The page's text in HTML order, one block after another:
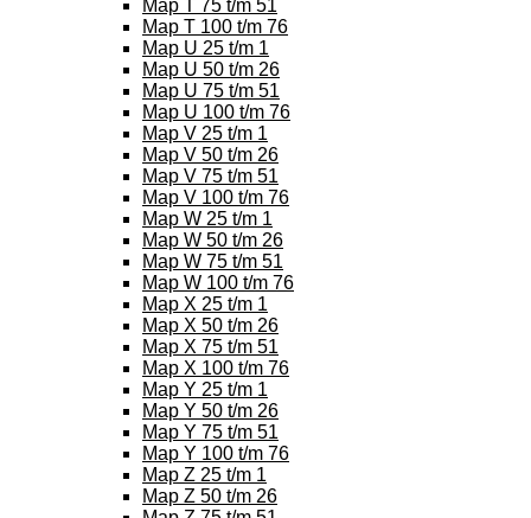
Map T 75 t/m 51
Map T 100 t/m 76
Map U 25 t/m 1
Map U 50 t/m 26
Map U 75 t/m 51
Map U 100 t/m 76
Map V 25 t/m 1
Map V 50 t/m 26
Map V 75 t/m 51
Map V 100 t/m 76
Map W 25 t/m 1
Map W 50 t/m 26
Map W 75 t/m 51
Map W 100 t/m 76
Map X 25 t/m 1
Map X 50 t/m 26
Map X 75 t/m 51
Map X 100 t/m 76
Map Y 25 t/m 1
Map Y 50 t/m 26
Map Y 75 t/m 51
Map Y 100 t/m 76
Map Z 25 t/m 1
Map Z 50 t/m 26